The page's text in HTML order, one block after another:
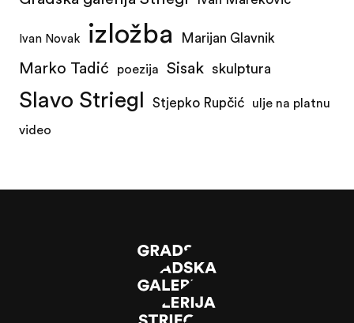
Ivan Novak izložba Marijan Glavnik
Marko Tadić poezija Sisak skulptura
Slavo Striegl Stjepko Rupčić ulje na platnu
video